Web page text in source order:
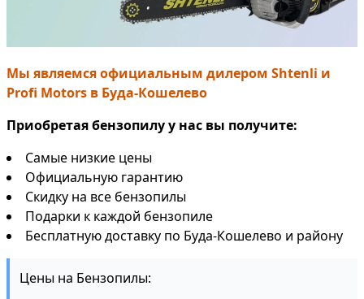
Мы являемся официальным дилером Shtenli и
Profi Motors в Буда-Кошелево
Приобретая бензопилу у нас вы получите:
Самые низкие цены
Официальную гарантию
Скидку на все бензопилы
Подарки к каждой бензопиле
Бесплатную доставку по Буда-Кошелево и району
Цены на Бензопилы: